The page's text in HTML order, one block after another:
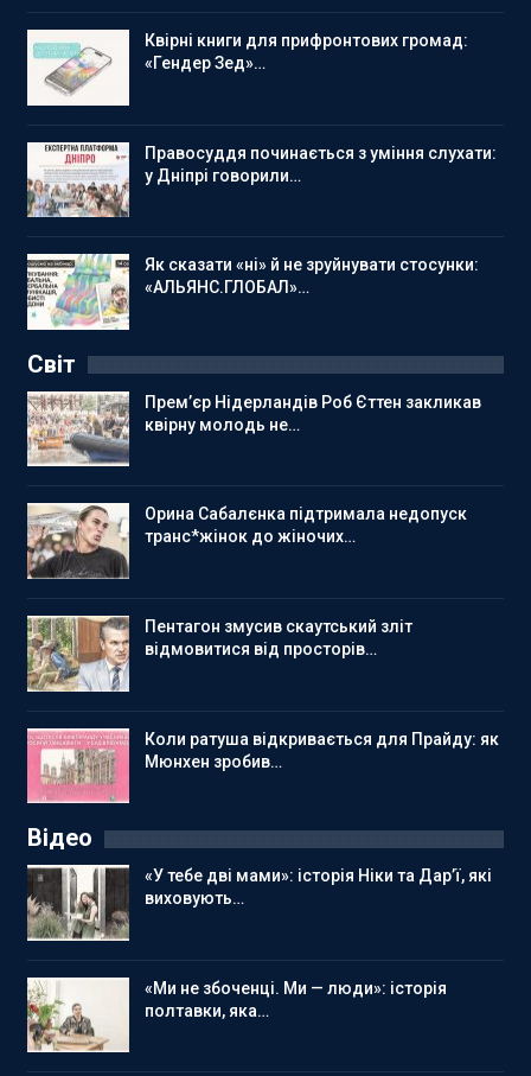
Квірні книги для прифронтових громад:
«Гендер Зед»…
Правосуддя починається з уміння слухати:
у Дніпрі говорили…
Як сказати «ні» й не зруйнувати стосунки:
«АЛЬЯНС.ГЛОБАЛ»…
Світ
Прем’єр Нідерландів Роб Єттен закликав
квірну молодь не…
Орина Сабалєнка підтримала недопуск
транс*жінок до жіночих…
Пентагон змусив скаутський зліт
відмовитися від просторів…
Коли ратуша відкривається для Прайду: як
Мюнхен зробив…
Відео
«У тебе дві мами»: історія Ніки та Дар’ї, які
виховують…
«Ми не збоченці. Ми — люди»: історія
полтавки, яка…